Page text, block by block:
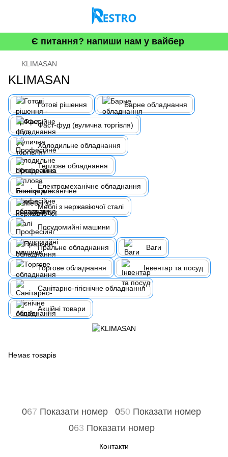
Є питання? напиши нам у вайбер
KLIMASAN
KLIMASAN
Готові рішення Барне обладнання
Фаст-фуд (вулична торгівля)
Холодильне обладнання
Теплове обладнання
Електромеханічне обладнання
Меблі з нержавіючої сталі
Посудомийні машини
Пральне обладнання Ваги
Торгове обладнання Інвентар та посуд
Санітарно-гігієнічне обладнання
Акційні товари
Немає товарів
067 Показати номер 050 Показати номер
063 Показати номер
Контакти